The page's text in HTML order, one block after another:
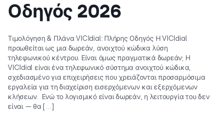
Οδηγός 2026
Τιμολόγηση & Πλάνα VICIdial: Πλήρης Οδηγός Η VICIdial
προωθείται ως μια δωρεάν, ανοιχτού κώδικα λύση
τηλεφωνικού κέντρου. Είναι όμως πραγματικά δωρεάν; Η
VICIdial είναι ένα τηλεφωνικό σύστημα ανοιχτού κώδικα,
σχεδιασμένο για επιχειρήσεις που χρειάζονται προσαρμόσιμα
εργαλεία για τη διαχείριση εισερχόμενων και εξερχόμενων
κλήσεων. Ενώ το λογισμικό είναι δωρεάν, η λειτουργία του δεν
είναι — θα […]